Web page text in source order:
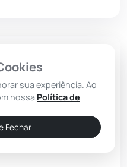
com
jogos,
sua experiência. Ao
nossa Política de
Fechar